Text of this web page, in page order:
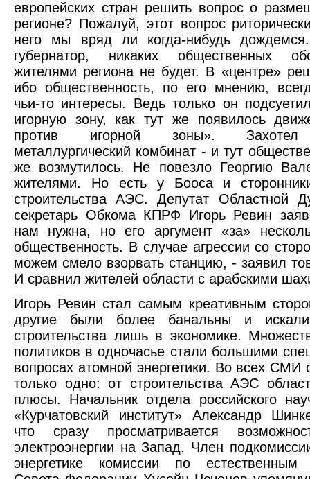
европейских стран решить вопрос о
регионе? Пожалуй, этот вопрос
него мы вряд ли когда-нибудь
губернатор, никаких общественных
жителями региона не будет. В «центре»
ибо общественность, по его мнению,
чьи-то интересы. Ведь только он
игорную зону, как тут же появилось
против игорной зоны». Захотел
металлургический комбинат - и тут
же возмутилось. Не повезло Георгию
жителями. Но есть у Бооса и
строительства АЭС. Депутат Областной
секретарь Обкома КПРФ Игорь Ревин
нам нужна, но его аргумент «за»
общественность. В случае агрессии со
можем смело взорвать станцию, - заявил
И сравнил жителей области с арабскими
Игорь Ревин стал самым креативным
другие были более банальны и
строительства лишь в экономике.
политиков в одночасье стали большими
вопросах атомной энергетики. Во всех СМИ
только одно: от строительства АЭС
плюсы. Начальник отдела российского
«Курчатовский институт» Александр
что сразу просматривается
электроэнергии на Запад. Член
энергетике комиссии по естественным